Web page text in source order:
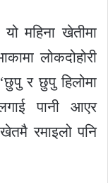
महिना खेतीमा
लोकदोहोरी
र छुपु हिलोमा
पानी आएर
रमाइलो पनि